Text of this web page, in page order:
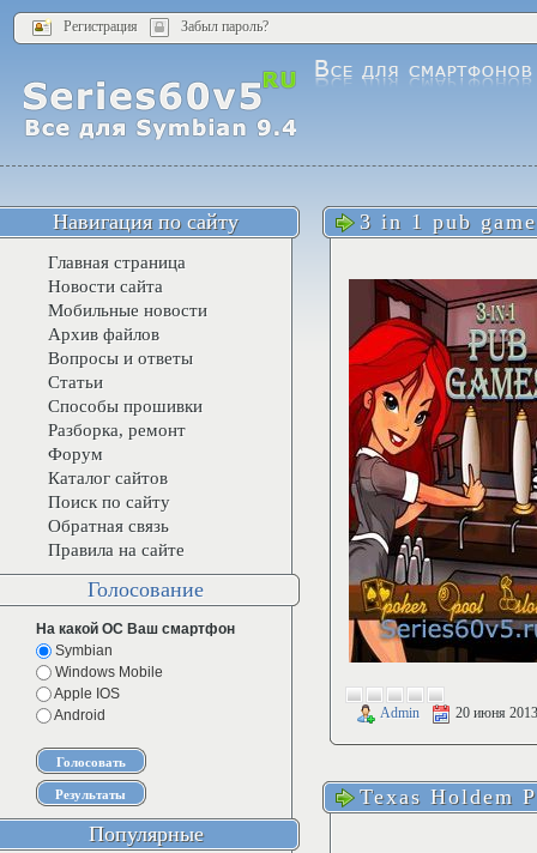
Регистрация Забыл пароль?
3 in 1 pub
Admin 20 июня 2013
Texas Holdem
Навигация по сайту
Главная страница
Новости сайта
Мобильные новости
Архив файлов
Вопросы и ответы
Статьи
Способы прошивки
Разборка, ремонт
Форум
Каталог сайтов
Поиск по сайту
Обратная связь
Правила на сайте
Голосование
На какой ОС Ваш смартфон
Symbian
Windows Mobile
Apple IOS
Android
Популярные